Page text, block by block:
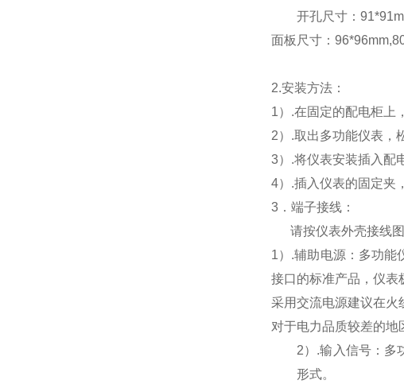
开孔尺寸：
面板尺寸：
2.安装方法：
1）.在固定的配电柜上
2）.取出多功能仪表，
3）.将仪表安装插入配
4）.插入仪表的固定夹
3 ．端子接线：
请按仪表外壳接线
1） .辅助电源：多功能
接口的标准产品，仪表
采用交流电源建议在火
对于电力品质较差的地
2） .输入信号：多
形式。